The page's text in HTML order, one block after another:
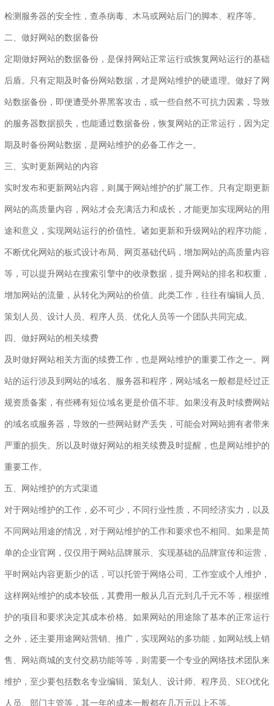
检测服务器的安全性，查杀病毒、木马或网站后门的脚本、程序等。
二、做好网站的数据备份
定期做好网站的数据备份，是保持网站正常运行或恢复网站运行的基础
后盾。只有定期及时备份网站数据，才是网站维护的硬道理。做好了网
站数据备份，即便遭受外界黑客攻击，或一些自然不可抗力因素，导致
的服务器数据损失，也能通过数据备份，恢复网站的正常运行，因为定
期及时备份网站数据，是网站维护的必备工作之一。
三、实时更新网站的内容
实时发布和更新网站内容，则属于网站维护的扩展工作。只有定期更新
网站的高质量内容，网站才会充满活力和成长，才能更加实现网站的用
途和意义，实现网站运行的价值性。诸如更新和升级网站的程序功能，
不断优化网站的板式设计布局、网页基础代码，增加网站的高质量内容
等，可以提升网站在搜索引擎中的收录数据，提升网站的排名和权重，
增加网站的流量，从转化为网站的价值。此类工作，往往有编辑人员、
策划人员、设计人员、程序人员、优化人员等一个团队共同完成。
四、做好网站的相关续费
及时做好网站相关方面的续费工作，也是网站维护的重要工作之一。网
站的运行涉及到网站的域名、服务器和程序，网站域名一般都是经过正
规资质备案，有些稀有短位域名更是价值不菲。如果没有及时续费网站
的域名或服务器，导致的一些网站财产丢失，可能会对网站拥有者带来
严重的损失。所以及时做好网站的相关续费及时提醒，也是网站维护的
重要工作。
五、网站维护的方式渠道
对于网站维护的工作，必不可少，不同行业性质，不同经济实力，以及
不同网站用途的情况，对于网站维护的工作和要求也不相同。如果是简
单的企业官网，仅仅用于网站品牌展示、实现基础的品牌宣传和运营，
平时网站内容更新少的话，可以托管于网络公司、工作室或个人维护，
这样网站维护的成本较低，其费用一般从几百元到几千元不等，根据维
护的项目和要求决定其成本价格。如果网站的用途除了基本的正常运行
之外，还主要用途网站营销、推广，实现网站的多功能，如网站线上销
售、网站商城的支付交易功能等等，则需要一个专业的网络技术团队来
维护，至少要包括数名专业编辑、策划人、设计师、程序员、SEO优化
人员、部门主管等，其一年的成本一般都在几万元以上不等。